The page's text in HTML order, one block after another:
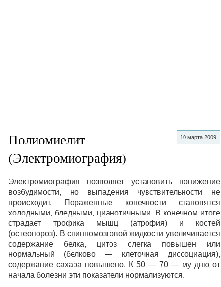
10 марта 2009
Полиомиелит
(Электромиография)
Электромиография позволяет установить понижение
возбудимости, но выпадения чувствительности не
происходит. Пораженные конечности становятся
холодными, бледными, цианотичными. В конечном итоге
страдает трофика мышц (атрофия) и костей
(остеопороз). В спинномозговой жидкости увеличивается
содержание белка, цитоз слегка повышен или
нормальный (белково — клеточная диссоциация),
содержание сахара повышено. К 50 — 70 — му дню от
начала болезни эти показатели нормализуются.